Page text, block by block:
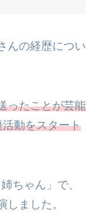
んの経歴につい
ったことが芸能
動をスタート
ちゃん」で、
しました。